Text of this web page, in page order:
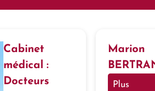
Cabinet
médical :
Docteurs
Marion
Plus